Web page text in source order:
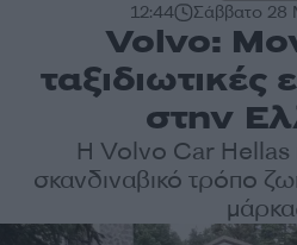
12:44 Σάββατο 28
Volvo:
ταξιδιωτικές
στην
Η Volvo Car Hellas
σκανδιναβικό τρόπο